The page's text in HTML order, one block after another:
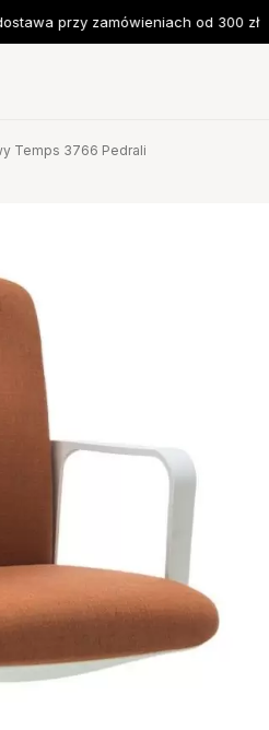
przy zamówieniach od 300 zł
Temps 3766 Pedrali